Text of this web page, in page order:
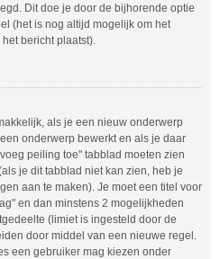
Dit doe je door de bijhorende optie
(het is nog altijd mogelijk om het
bericht plaatst).
als je een nieuw onderwerp
onderwerp bewerkt en als je daar
peiling toe" tabblad moeten zien
je dit tabblad niet kan zien, heb je
aan te maken). Je moet een titel voor
en dan minstens 2 mogelijkheden
(limiet is ingesteld door de
door middel van een nieuwe regel.
een gebruiker mag kiezen onder